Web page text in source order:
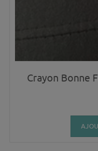
Crayon Bonne